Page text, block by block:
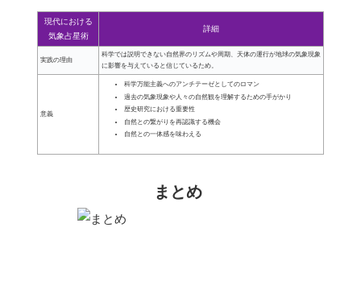
現代における
気象占星術
詳細
実践の理由
科学では説明できない自然界のリズムや周期、天体の運行が地球の気象現象
に影響を与えていると信じているため。
意義
科学万能主義へのアンチテーゼとしてのロマン
過去の気象現象や人々の自然観を理解するための手がかり
歴史研究における重要性
自然との繋がりを再認識する機会
自然との一体感を味わえる
まとめ